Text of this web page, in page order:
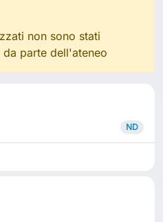
non sono stati
parte dell'ateneo
ND